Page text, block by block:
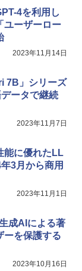
4を利用し
ユーザーロー
2023年11月14日
7B」シリーズ
ータで継続
2023年11月7日
能に優れたLL
3月から商用
2023年11月1日
成AIによる著
ーを保護する
2023年10月16日